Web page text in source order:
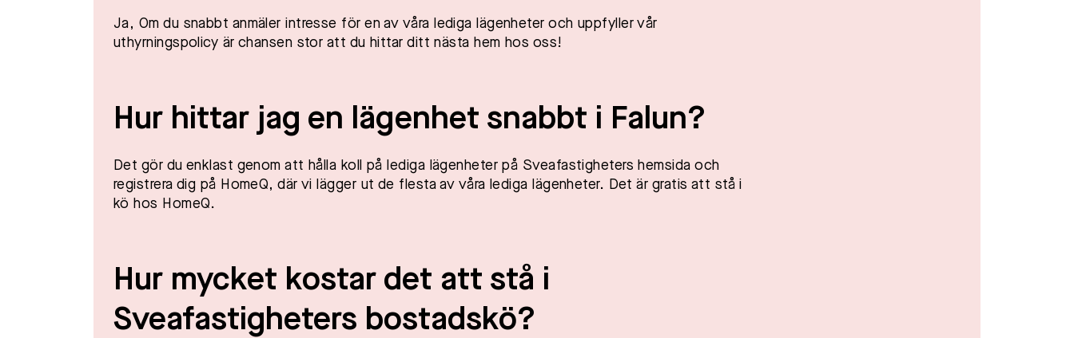
Ja, Om du snabbt anmäler intresse för en av våra lediga lägenheter och uppfyller vår
uthyrningspolicy är chansen stor att du hittar ditt nästa hem hos oss!
Hur hittar jag en lägenhet snabbt i Falun?
Det gör du enklast genom att hålla koll på lediga lägenheter på Sveafastigheters hemsida och
registrera dig på HomeQ, där vi lägger ut de flesta av våra lediga lägenheter. Det är gratis att stå i
kö hos HomeQ.
Hur mycket kostar det att stå i
Sveafastigheters bostadskö?